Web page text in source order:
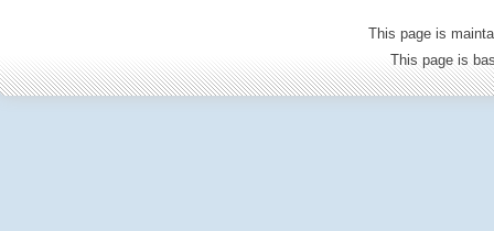
This page is
This page is